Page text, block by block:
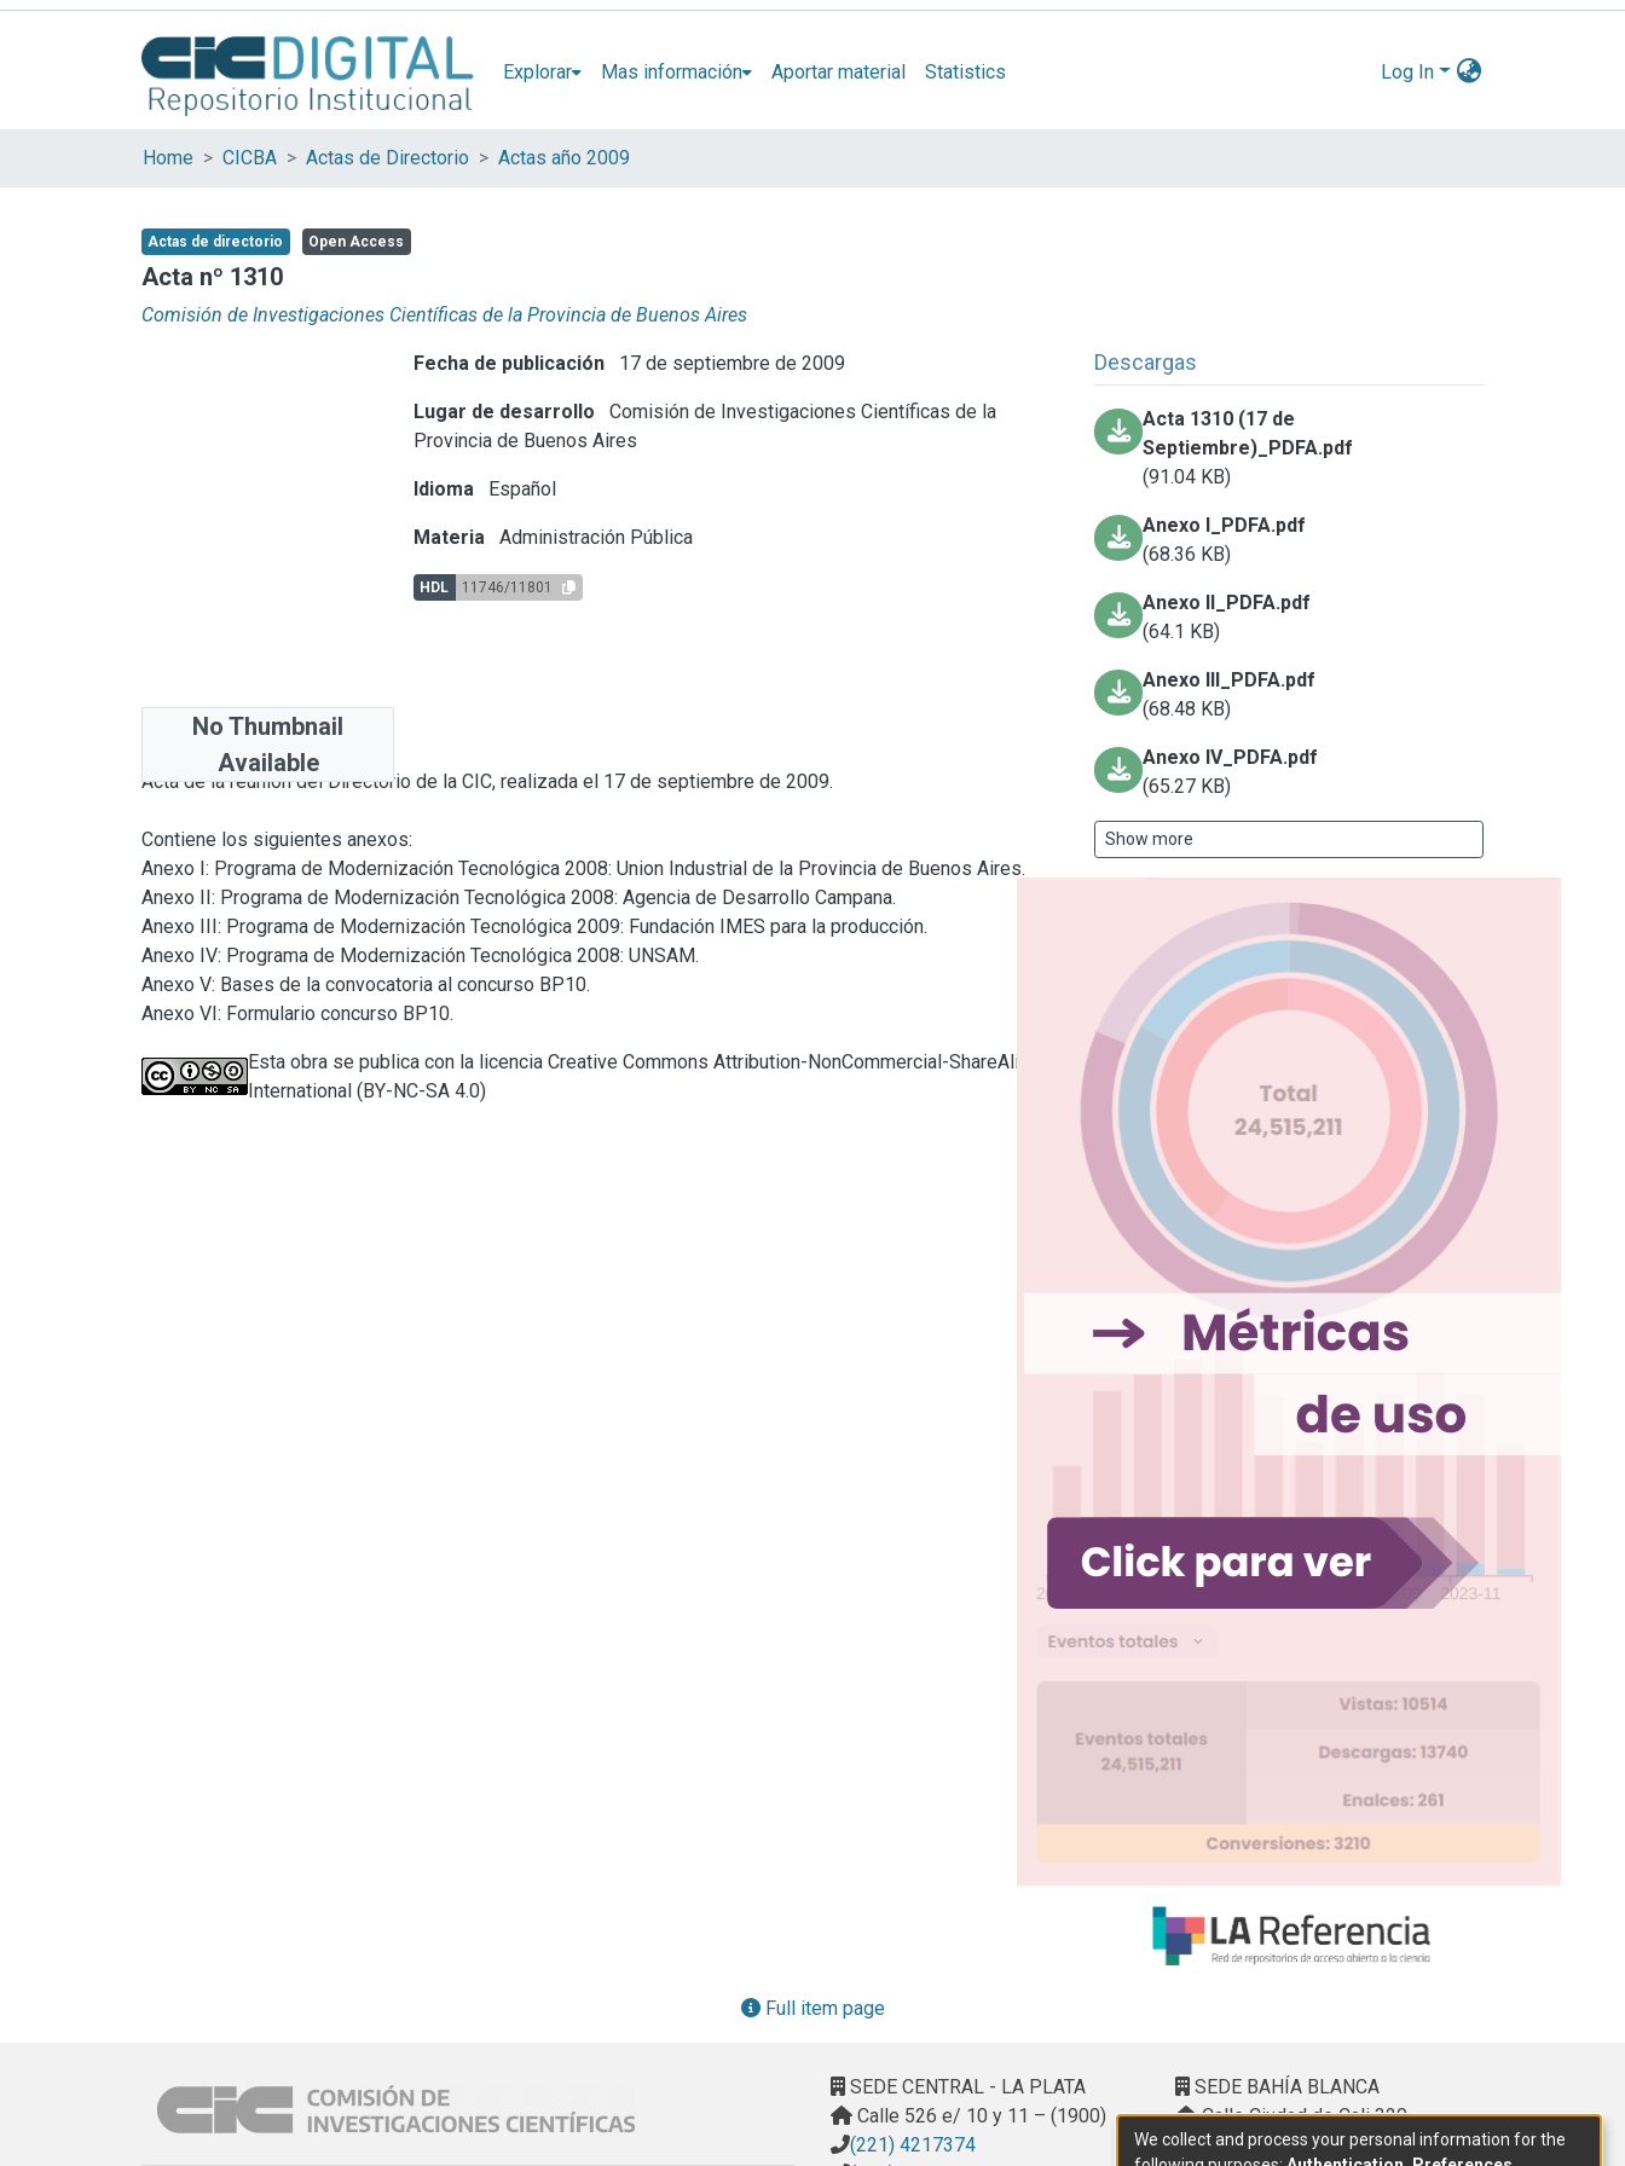
Explorar Mas información Aportar material Statistics Log In
Home CICBA Actas de Directorio Actas año 2009
Actas de directorio Open Access
Acta nº 1310
Comisión de Investigaciones Científicas de la Provincia de Buenos Aires
Fecha de publicación 17 de septiembre de 2009
Lugar de desarrollo
Comisión de Investigaciones Científicas de la
Provincia de Buenos Aires
Idioma Español
Materia Administración Pública
HDL 11746/11801
Descargas
Acta 1310 (17 de
Septiembre)_PDFA.pdf
(91.04 KB)
Anexo I_PDFA.pdf
(68.36 KB)
Anexo II_PDFA.pdf
(64.1 KB)
Anexo III_PDFA.pdf
(68.48 KB)
Anexo IV_PDFA.pdf
(65.27 KB)
Show more
Acta de la reunión del Directorio de la CIC, realizada el 17 de septiembre de 2009.
Contiene los siguientes anexos:
Anexo I: Programa de Modernización Tecnológica 2008: Union Industrial de la Provincia de Buenos Aires.
Anexo II: Programa de Modernización Tecnológica 2008: Agencia de Desarrollo Campana.
Anexo III: Programa de Modernización Tecnológica 2009: Fundación IMES para la producción.
Anexo IV: Programa de Modernización Tecnológica 2008: UNSAM.
Anexo V: Bases de la convocatoria al concurso BP10.
Anexo VI: Formulario concurso BP10.
Esta obra se publica con la licencia Creative Commons Attribution-NonCommercial-ShareAlike 4.0
International (BY-NC-SA 4.0)
No Thumbnail
Available
Full item page
SEDE CENTRAL - LA PLATA
Calle 526 e/ 10 y 11 – (1900)
(221) 4217374
SEDE BAHÍA BLANCA
Calle Ciudad de Cali 320 –
(8000). Universidad Provincial del
We collect and process your personal information for the